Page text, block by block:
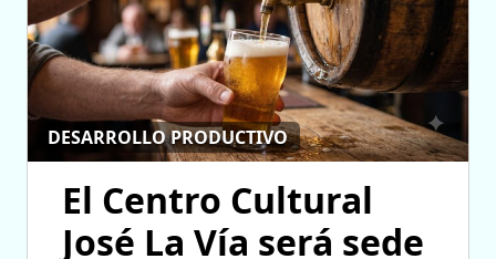
DESARROLLO PRODUCTIVO
El Centro Cultural
José La Vía será sede